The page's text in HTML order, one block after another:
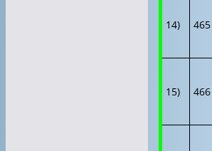
14) 465
15) 466